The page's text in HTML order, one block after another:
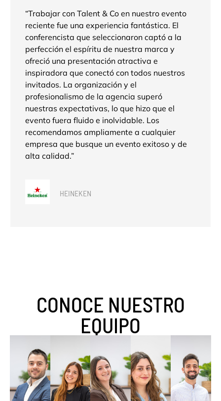
“Trabajar con Talent & Co en nuestro evento
reciente fue una experiencia fantástica. El
conferencista que seleccionaron captó a la
perfección el espíritu de nuestra marca y
ofreció una presentación atractiva e
inspiradora que conectó con todos nuestros
invitados. La organización y el
profesionalismo de la agencia superó
nuestras expectativas, lo que hizo que el
evento fuera fluido e inolvidable. Los
recomendamos ampliamente a cualquier
empresa que busque un evento exitoso y de
alta calidad.”
HEINEKEN
CONOCE NUESTRO
EQUIPO